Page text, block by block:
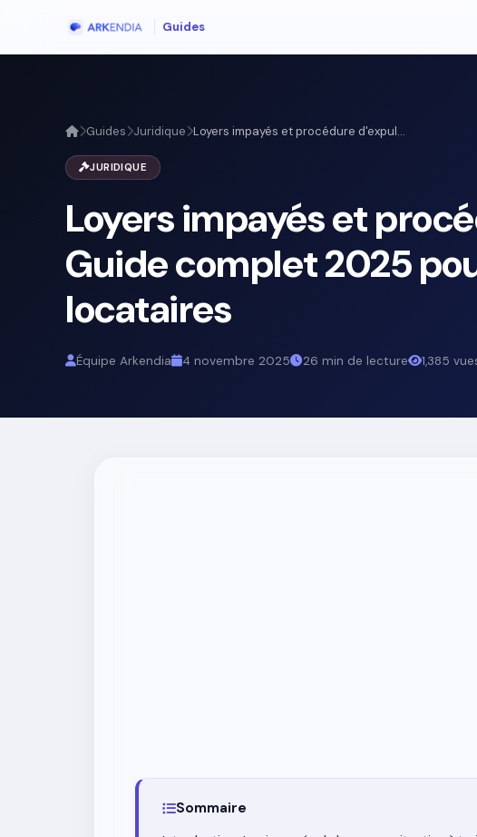
Guides
Guides Juridique Loyers impayés et procédure d'expul...
JURIDIQUE
Loyers impayés et
Guide complet 2025
locataires
Équipe Arkendia 4 novembre 2025 26 min de lecture 1,385
Sommaire